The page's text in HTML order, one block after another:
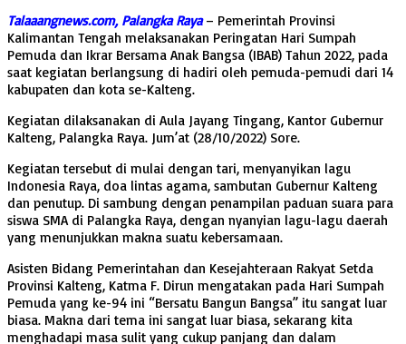
Talaaangnews.com, Palangka Raya– Pemerintah Provinsi
Kalimantan Tengah melaksanakan Peringatan Hari Sumpah
Pemuda dan Ikrar Bersama Anak Bangsa (IBAB) Tahun 2022, pada
saat kegiatan berlangsung di hadiri oleh pemuda-pemudi dari 14
kabupaten dan kota se-Kalteng.
Kegiatan dilaksanakan di Aula Jayang Tingang, Kantor Gubernur
Kalteng, Palangka Raya. Jum’at (28/10/2022) Sore.
Kegiatan tersebut di mulai dengan tari, menyanyikan lagu
Indonesia Raya, doa lintas agama, sambutan Gubernur Kalteng
dan penutup. Di sambung dengan penampilan paduan suara para
siswa SMA di Palangka Raya, dengan nyanyian lagu-lagu daerah
yang menunjukkan makna suatu kebersamaan.
Asisten Bidang Pemerintahan dan Kesejahteraan Rakyat Setda
Provinsi Kalteng, Katma F. Dirun mengatakan pada Hari Sumpah
Pemuda yang ke-94 ini “Bersatu Bangun Bangsa” itu sangat luar
biasa. Makna dari tema ini sangat luar biasa, sekarang kita
menghadapi masa sulit yang cukup panjang dan dalam